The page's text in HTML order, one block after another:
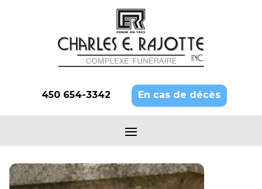
450 654-3342 En cas de décès